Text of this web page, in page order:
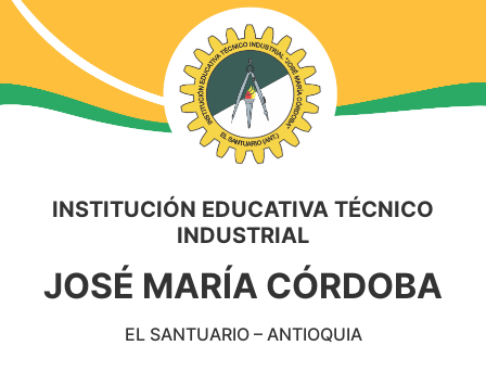
INSTITUCIÓN EDUCATIVA TÉCNICO
INDUSTRIAL
JOSÉ MARÍA CÓRDOBA
EL SANTUARIO – ANTIOQUIA